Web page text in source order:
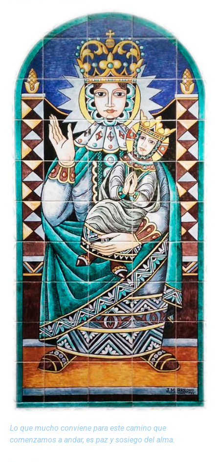
Lo que mucho conviene para este camino que
comenzamos a andar, es paz y sosiego del alma.